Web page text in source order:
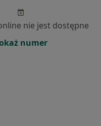
nie jest dostępne
numer